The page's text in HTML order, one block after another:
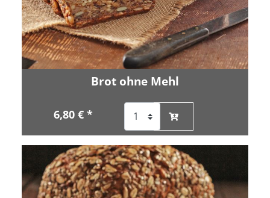
Brot ohne Mehl
6,80 € *